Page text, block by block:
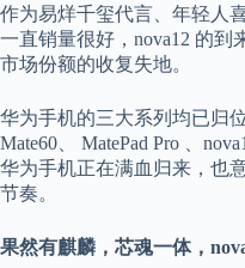
作为易烊千玺代言、年轻人
一直销量很好，nova12 的
市场份额的收复失地。
华为手机的三大系列均已归
Mate60、 MatePad Pro 、
华为手机正在满血归来，也
节奏。
果然有麒麟，芯魂一体，